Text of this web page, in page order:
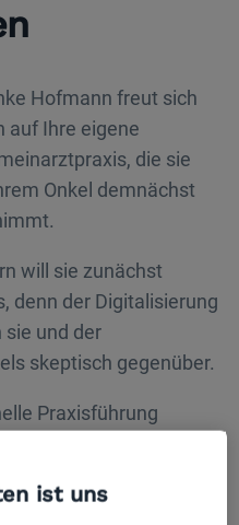
Hofmann freut sich
auf Ihre eigene
die sie
Onkel demnächst
will sie zunächst
denn der Digitalisierung
sie und der
skeptisch gegenüber.
Praxisführung
ist uns